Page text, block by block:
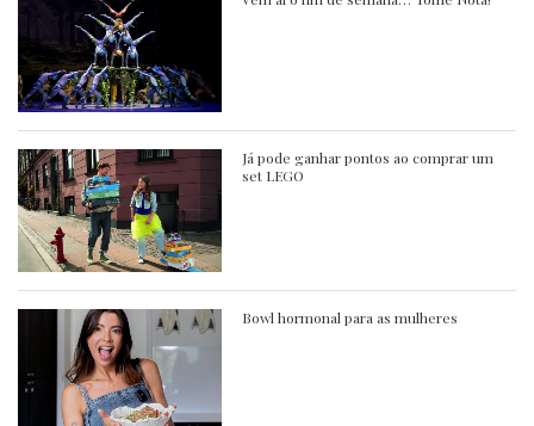
Já pode ganhar pontos ao comprar um
set LEGO
Bowl hormonal para as mulheres